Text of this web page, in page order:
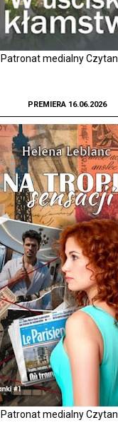
Patronat medialny
PREMIERA 16.06.2026
Patronat medialny